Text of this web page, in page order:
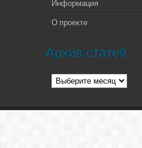
Информация
О проекте
Архив статей
Архив
статей